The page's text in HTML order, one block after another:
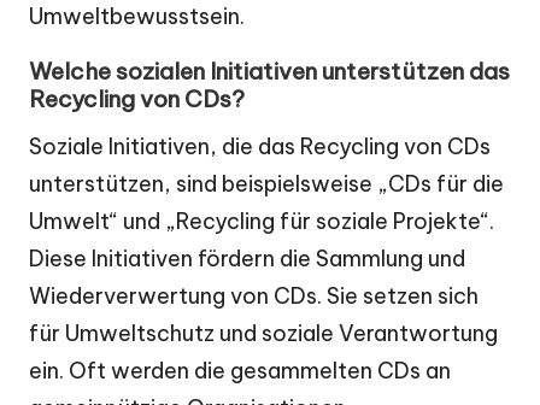
Umweltbewusstsein.
Welche sozialen Initiativen unterstützen das
Recycling von CDs?
Soziale Initiativen, die das Recycling von CDs
unterstützen, sind beispielsweise „CDs für die
Umwelt“ und „Recycling für soziale Projekte“.
Diese Initiativen fördern die Sammlung und
Wiederverwertung von CDs. Sie setzen sich
für Umweltschutz und soziale Verantwortung
ein. Oft werden die gesammelten CDs an